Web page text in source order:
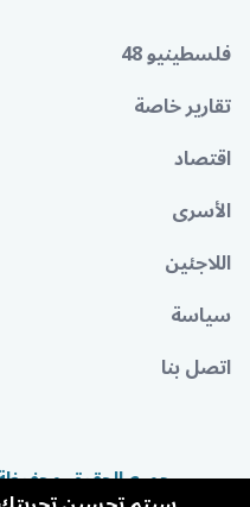
فلسطينيو 48
تقارير خاصة
اقتصاد
الأسرى
اللاجئين
سياسة
اتصل بنا
جميع الحقوق محفوظة